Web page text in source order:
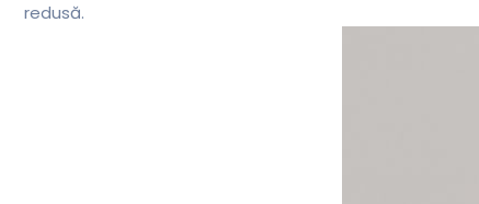
redusă.